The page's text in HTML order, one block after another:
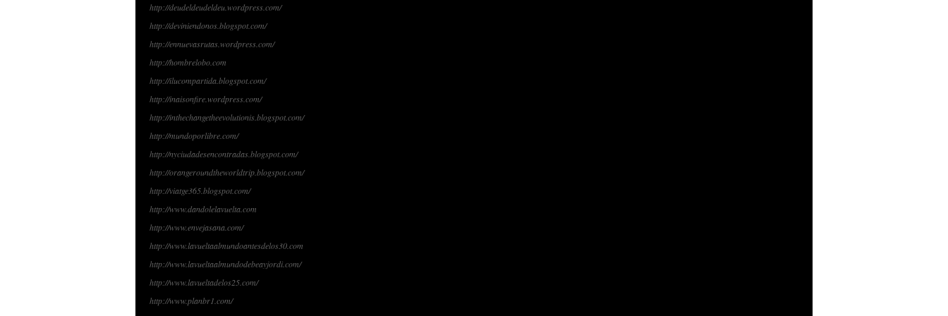
http://deudeldeudeldeu.wordpress.com/
http://deviniendonos.blogspot.com/
http://ennuevasrutas.wordpress.com/
http://hombrelobo.com
http://ilucompartida.blogspot.com/
http://inaisonfire.wordpress.com/
http://inthechangetheevolutionis.blogspot.com/
http://mundoporlibre.com/
http://nyciudadesencontradas.blogspot.com/
http://orangeroundtheworldtrip.blogspot.com/
http://viatge365.blogspot.com/
http://www.dandolelavuelta.com
http://www.envejasana.com/
http://www.lavueltaalmundoantesdelos30.com
http://www.lavueltaalmundodebeayjordi.com/
http://www.lavueltadelos25.com/
http://www.planbr1.com/